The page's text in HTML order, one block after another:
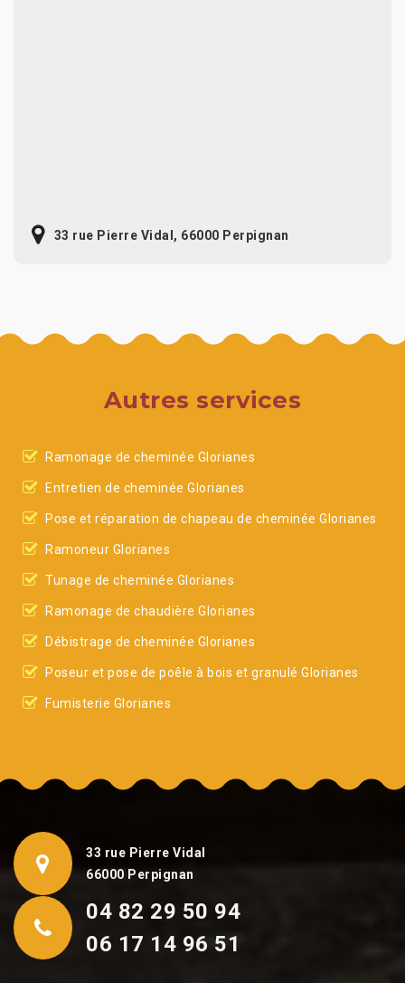
33 rue Pierre Vidal, 66000 Perpignan
Autres services
Ramonage de cheminée Glorianes
Entretien de cheminée Glorianes
Pose et réparation de chapeau de cheminée Glorianes
Ramoneur Glorianes
Tunage de cheminée Glorianes
Ramonage de chaudière Glorianes
Débistrage de cheminée Glorianes
Poseur et pose de poêle à bois et granulé Glorianes
Fumisterie Glorianes
33 rue Pierre Vidal
66000 Perpignan
04 82 29 50 94
06 17 14 96 51